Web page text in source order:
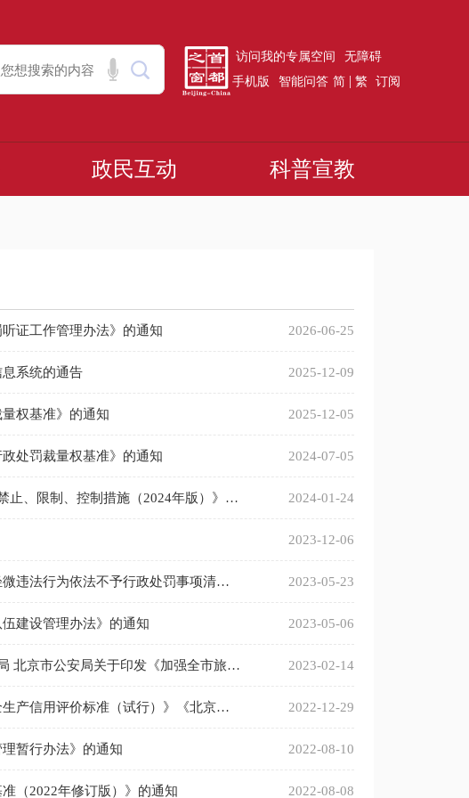
访问我的专属空间
无障碍
手机版
智能问答 简 | 繁 订阅
政民互动 科普宣教
证工作管理办法》的通知 2026-06-25
系统的通告 2025-12-09
权基准》的通知 2025-12-05
处罚裁量权基准》的通知 2024-07-05
北京市应急管理局等7部门关于印发《北京市危险化学品禁止、限制、控制措施（2024年版）》的通知 2024-01-24
2023-12-06
（失效）北京市应急管理局关于印发《北京市应急管理轻微违法行为依法不予行政处罚事项清单》的通知 2023-05-23
建设管理办法》的通知 2023-05-06
北京市应急管理局 北京市文化和旅游局 北京市园林绿化局 北京市公安局关于印发《加强全市旅游景区森林防灭火工作的若干措施》的通知 2023-02-14
北京市应急管理局关于印发《北京市危险化学品企业安全生产信用评价标准（试行）》《北京市非煤矿山企业安全生产信用评价标准（试行）》和《北京市安全评价检测检验机构安全生产信用评价标准（试行）》的通知 2022-12-29
暂行办法》的通知 2022-08-10
（2022年修订版）》的通知 2022-08-08